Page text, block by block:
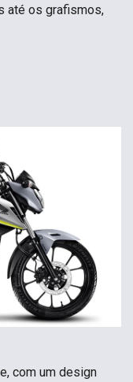
até os grafismos,
com um design